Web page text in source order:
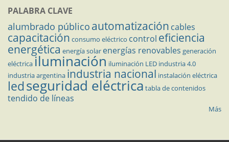
PALABRA CLAVE
alumbrado público automatización cables
capacitación consumo eléctrico control eficiencia
energética energía solar energías renovables generación
eléctricailuminación iluminación LED industria 4.0
industria argentina industria nacional instalación eléctrica
ledseguridad eléctrica tabla de contenidos
tendido de líneas
Más